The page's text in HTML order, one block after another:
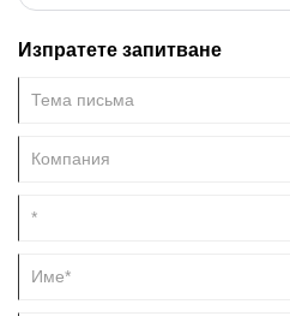
Изпратете запитване